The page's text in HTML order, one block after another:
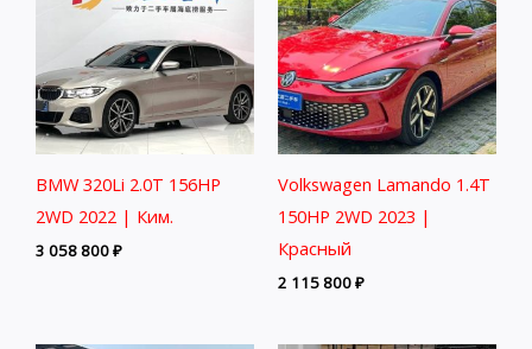
BMW 320Li 2.0T 156HP
2WD 2022 | Ким.
3 058 800₽
Volkswagen Lamando 1.4T
150HP 2WD 2023 |
Красный
2 115 800₽